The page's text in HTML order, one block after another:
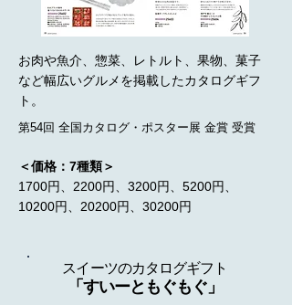
お肉や魚介、惣菜、レトルト、果物、菓子
など幅広いグルメを掲載したカタログギフ
ト。
第54回 全国カタログ・ポスター展 金賞 受賞
＜価格：7種類＞
1700円、2200円、3200円、5200円、
10200円、20200円、30200円
スイーツのカタログギフト​
「すいーともぐもぐ」